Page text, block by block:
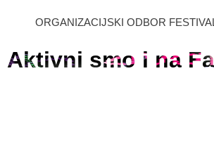
ORGANIZACIJSKI ODBOR
Aktivni smo i na